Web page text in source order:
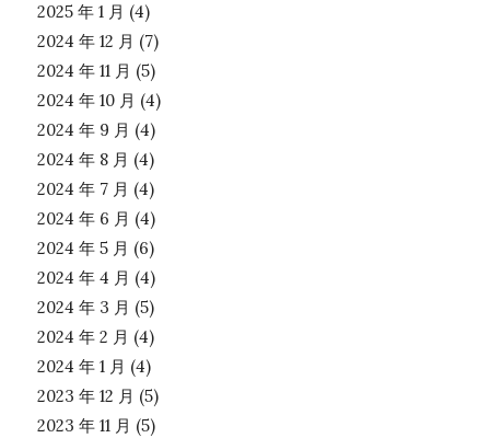
2025 年 1 月 (4)
2024 年 12 月 (7)
2024 年 11 月 (5)
2024 年 10 月 (4)
2024 年 9 月 (4)
2024 年 8 月 (4)
2024 年 7 月 (4)
2024 年 6 月 (4)
2024 年 5 月 (6)
2024 年 4 月 (4)
2024 年 3 月 (5)
2024 年 2 月 (4)
2024 年 1 月 (4)
2023 年 12 月 (5)
2023 年 11 月 (5)